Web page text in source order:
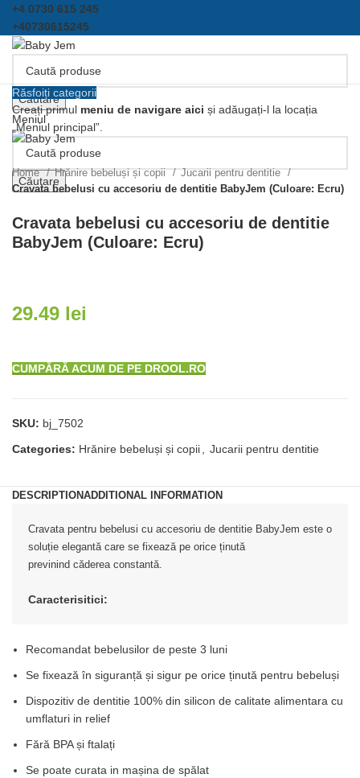
+4 0730 615 245
+40730615245
Căutare
Meniul
Răsfoiți categorii
Creați primul meniu de navigare aici și adăugați-l la locația
„Meniul principal”.
Căutare
Click pentru a mari
Home Hrănire bebeluși și copii
Jucarii pentru dentitie
Cravata bebelusi cu accesoriu de dentitie BabyJem (Culoare: Ecru)
Cravata bebelusi cu accesoriu de dentitie
BabyJem (Culoare: Ecru)
29.49 lei
CUMPĂRĂ ACUM DE PE DROOL.RO
SKU: bj_7502
Categories: Hrănire bebeluși și copii, Jucarii pentru dentitie
DESCRIPTIONADDITIONAL INFORMATION
Cravata pentru bebelusi cu accesoriu de dentitie BabyJem este o
soluție elegantă care se fixează pe orice ținută
previnind căderea constantă.
Caracterisitici:
Recomandat bebelusilor de peste 3 luni
Se fixează în siguranță și sigur pe orice ținută pentru bebeluși
Dispozitiv de dentitie 100% din silicon de calitate alimentara cu
umflaturi in relief
Fără BPA și ftalați
Se poate curata in mașina de spălat